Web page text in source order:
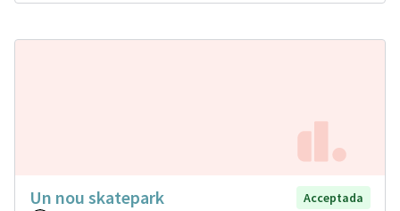
Un nou skatepark
Acceptada